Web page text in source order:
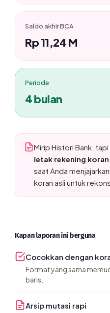
Saldo akhir BCA
Rp 11,24 M
Periode
4 bulan
Mirip Histori Bank,
letak rekening
saat Anda
koran asli untuk
Kapan laporan ini berguna
Cocokkan dengan
Format yang sama
baris.
Arsip mutasi rapi